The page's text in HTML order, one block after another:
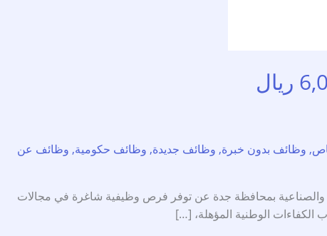
, وظائف بدون خبرة, وظائف جديدة, وظائف حكومية, وظائف عن
أعلن المعهد العالي للتقنيات الورقية والصناعية بمحافظة جدة عن توفر فرص وظيفية شاغرة في مجالات
الكفاءات الوطنية المؤهلة، […]